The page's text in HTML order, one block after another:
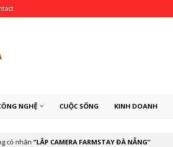
NGHỆ CUỘC SỐNG KINH DOANH
có nhãn LẮP CAMERA FARMSTAY ĐÀ NẴNG